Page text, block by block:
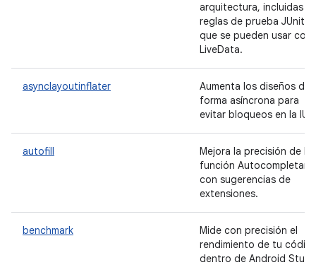
arquitectura, incluidas
reglas de prueba JUnit
que se pueden usar con
LiveData.
asynclayoutinflater
Aumenta los diseños de
forma asíncrona para
evitar bloqueos en la IU.
autofill
Mejora la precisión de la
función Autocompletar
con sugerencias de
extensiones.
benchmark
Mide con precisión el
rendimiento de tu
dentro de Android